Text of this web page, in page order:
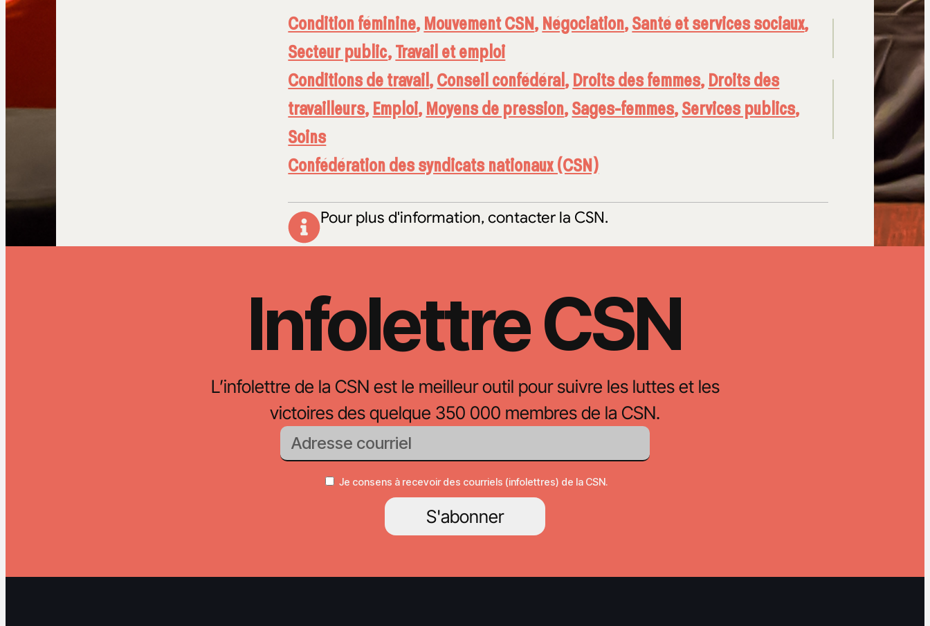
Condition féminine,Mouvement CSN,Négociation,Santé et services sociaux,
Secteur public,Travail et emploi
Conditions de travail,Conseil confédéral,Droits des femmes,Droits des
travailleurs,Emploi,Moyens de pression,Sages-femmes,Services publics,
Soins
Confédération des syndicats nationaux (CSN)
Pour plus d'information, contacter la CSN.
Infolettre CSN
L’infolettre de la CSN est le meilleur outil pour suivre les luttes et les
victoires des quelque 350 000 membres de la CSN.
Je consens à recevoir des courriels (infolettres) de la CSN.
S'abonner